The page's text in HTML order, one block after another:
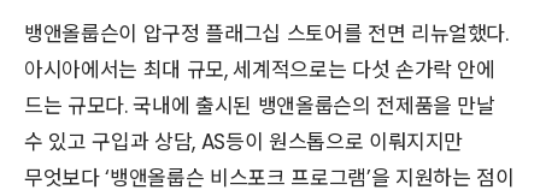
뱅앤올룹슨이 압구정 플래그십 스토어를 전면 리뉴얼했다.
아시아에서는 최대 규모, 세계적으로는 다섯 손가락 안에
드는 규모다. 국내에 출시된 뱅앤올룹슨의 전제품을 만날
수 있고 구입과 상담, AS등이 원스톱으로 이뤄지지만
무엇보다 ‘뱅앤올룹슨 비스포크 프로그램’을 지원하는 점이